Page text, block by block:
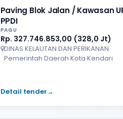
Paving Blok Jalan / Kawasan
PPDI
PAGU
Rp. 327.746.853,00 (328,0 Jt)
DINAS KELAUTAN DAN PERIKANAN
Pemerintah Daerah Kota Kendari
Detail tender→